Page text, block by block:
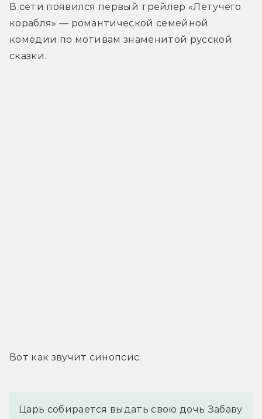
В сети появился первый трейлер «Летучего
корабля» — романтической семейной
комедии по мотивам знаменитой русской
сказки.
Вот как звучит синопсис:
Царь собирается выдать свою дочь Забаву